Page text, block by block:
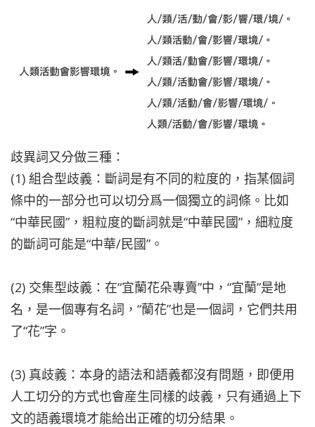
歧異詞又分做三種：
(1) 組合型歧義：斷詞是有不同的粒度的，指某個詞
條中的一部分也可以切分爲一個獨立的詞條。比如
“中華民國”，粗粒度的斷詞就是“中華民國”，細粒度
的斷詞可能是“中華/民國”。
(2) 交集型歧義：在“宜蘭花朵專賣”中，“宜蘭”是地
名，是一個專有名詞，“蘭花”也是一個詞，它們共用
了“花”字。
(3) 真歧義：本身的語法和語義都沒有問題，即便用
人工切分的方式也會産生同樣的歧義，只有通過上下
文的語義環境才能給出正確的切分結果。